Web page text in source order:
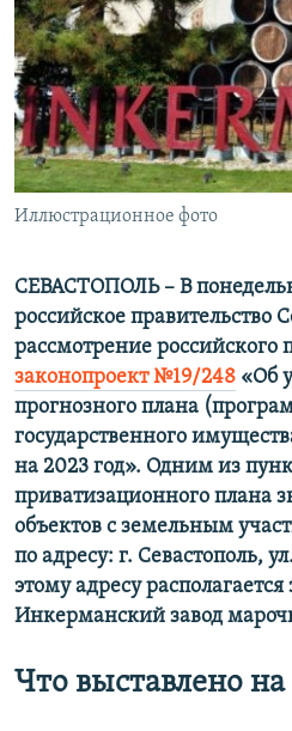
КРЫМ.НЕПОКОРЕННЫЙ
ELIFBE
УКРАИНСКАЯ ПРОБЛЕМА КРЫМА
Все сайты RFE/RL
Иллюстрационное фото
СЕВАСТОПОЛЬ – В
российское правительство
рассмотрение российского
законопроект №19/248 «Об
прогнозного плана
государственного
на 2023 год». Одним из
приватизационного плана
объектов с земельным
по адресу: г. Севастополь,
этому адресу
Инкерманский завод
Что выставлено